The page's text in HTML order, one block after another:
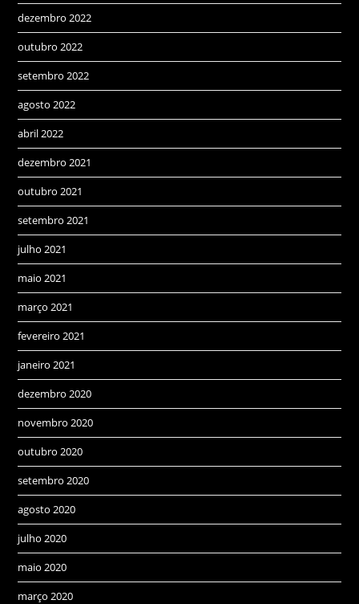
dezembro 2022
outubro 2022
setembro 2022
agosto 2022
abril 2022
dezembro 2021
outubro 2021
setembro 2021
julho 2021
maio 2021
março 2021
fevereiro 2021
janeiro 2021
dezembro 2020
novembro 2020
outubro 2020
setembro 2020
agosto 2020
julho 2020
maio 2020
março 2020